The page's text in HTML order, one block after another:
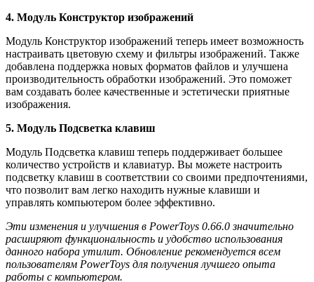
4. Модуль Конструктор изображений
Модуль Конструктор изображений теперь имеет возможность
настраивать цветовую схему и фильтры изображений. Также
добавлена поддержка новых форматов файлов и улучшена
производительность обработки изображений. Это поможет
вам создавать более качественные и эстетически приятные
изображения.
5. Модуль Подсветка клавиш
Модуль Подсветка клавиш теперь поддерживает большее
количество устройств и клавиатур. Вы можете настроить
подсветку клавиш в соответствии со своими предпочтениями,
что позволит вам легко находить нужные клавиши и
управлять компьютером более эффективно.
Эти изменения и улучшения в PowerToys 0.66.0 значительно
расширяют функциональность и удобство использования
данного набора утилит. Обновление рекомендуется всем
пользователям PowerToys для получения лучшего опыта
работы с компьютером.